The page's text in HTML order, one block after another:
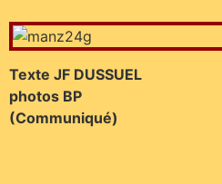
Texte JF DUSSUEL
photos BP
(Communiqué)